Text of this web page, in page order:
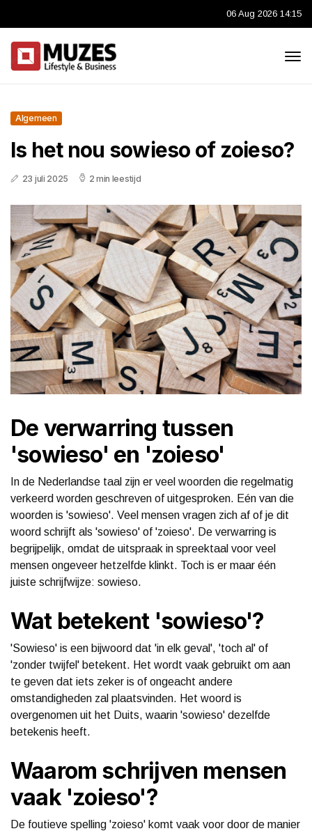
06 Aug 2026 14:15
Algemeen
Is het nou sowieso of zoieso?
23 juli 2025 2 min leestijd
De verwarring tussen
'sowieso' en 'zoieso'
In de Nederlandse taal zijn er veel woorden die regelmatig
verkeerd worden geschreven of uitgesproken. Eén van die
woorden is 'sowieso'. Veel mensen vragen zich af of je dit
woord schrijft als 'sowieso' of 'zoieso'. De verwarring is
begrijpelijk, omdat de uitspraak in spreektaal voor veel
mensen ongeveer hetzelfde klinkt. Toch is er maar één
juiste schrijfwijze: sowieso.
Wat betekent 'sowieso'?
'Sowieso' is een bijwoord dat 'in elk geval', 'toch al' of
'zonder twijfel' betekent. Het wordt vaak gebruikt om aan
te geven dat iets zeker is of ongeacht andere
omstandigheden zal plaatsvinden. Het woord is
overgenomen uit het Duits, waarin 'sowieso' dezelfde
betekenis heeft.
Waarom schrijven mensen
vaak 'zoieso'?
De foutieve spelling 'zoieso' komt vaak voor door de manier